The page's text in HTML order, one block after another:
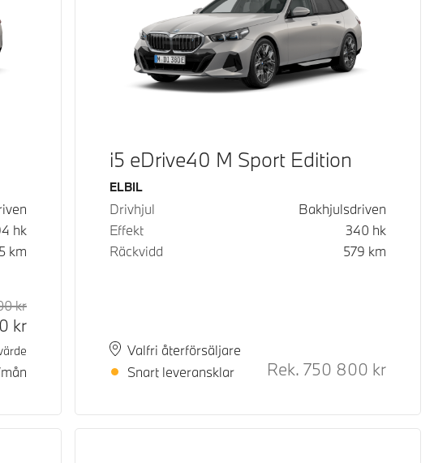
hk
km
Rek. ord pris
krKontantpris
kr
i5 eDrive40 M Sport Edition
Bränsle
ELBIL
Drivhjul
Bakhjulsdriven
Effekt
340 hk
Räckvidd
579 km
PlatsValfri återförsäljare
Leveranstid
Snart leveransklar
Rek.
Rek. 750 800 kr